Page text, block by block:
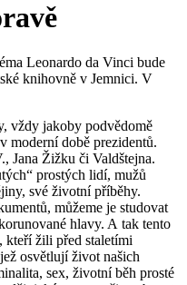
Leonardo da Vinci bude
knihovně v Jemnici. V
vždy jakoby podvědomě
moderní době prezidentů.
Jana Žižku či Valdštejna.
prostých lidí, mužů
své životní příběhy.
můžeme je studovat
hlavy. A tak tento
kteří žili před staletími
osvětlují život našich
sex, životní běh prosté